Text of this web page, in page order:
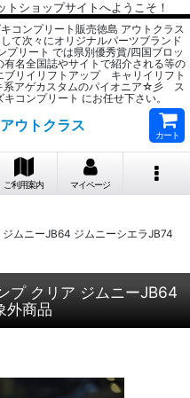
ショップサイトへようこそ！
コンプリート販売徳島 アウトクラス
て次々にオリジナルパーツブランド
プリート では県別優秀賞/四国ブロッ
名全国誌やサイトで紹介される等の
ブリイリフトアップ キャリイリフト
系アゲカスタムのパイオニア☆彡 ス
コンプリート にお任せ下さい。
ウトクラス
カート
ご利用案内 マイページ
ムニーJB64 ジムニーシエラJB74
プ クリア ジムニーJB64
外商品